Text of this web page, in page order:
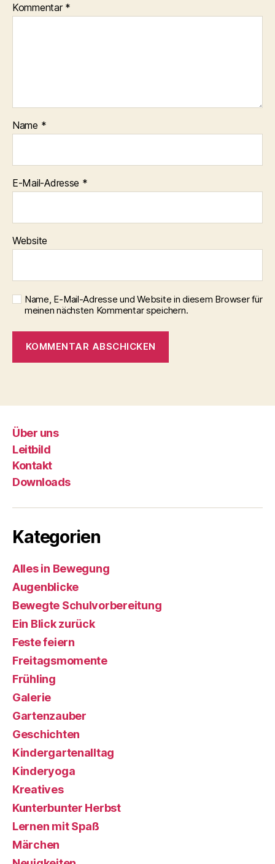
Kommentar *
Name *
E-Mail-Adresse *
Website
Name, E-Mail-Adresse und Website in diesem Browser für
meinen nächsten Kommentar speichern.
Über uns
Leitbild
Kontakt
Downloads
Kategorien
Alles in Bewegung
Augenblicke
Bewegte Schulvorbereitung
Ein Blick zurück
Feste feiern
Freitagsmomente
Frühling
Galerie
Gartenzauber
Geschichten
Kindergartenalltag
Kinderyoga
Kreatives
Kunterbunter Herbst
Lernen mit Spaß
Märchen